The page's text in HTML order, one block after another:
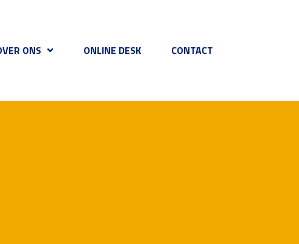
ONS ONLINE DESK CONTACT